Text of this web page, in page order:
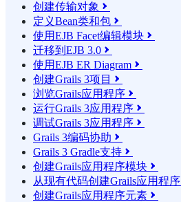
创建传输对象 
定义Bean类和包 
使用EJB Facet编辑模块 
迁移到EJB 3.0 
使用EJB ER Diagram 
创建Grails 3项目 
浏览Grails应用程序 
运行Grails 3应用程序 
调试Grails 3应用程序 
Grails 3编码协助 
Grails 3 Gradle支持 
创建Grails应用程序模块 
从现有代码创建Grails应用程序
创建Grails应用程序元素 